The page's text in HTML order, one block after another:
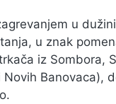
u
u znak
iz Sombora,
Banovaca),